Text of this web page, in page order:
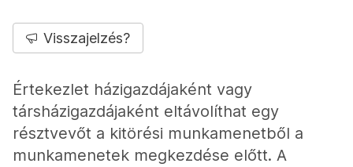
Visszajelzés?
Értekezlet házigazdájaként vagy
társházigazdájaként eltávolíthat egy
résztvevőt a kitörési munkamenetből a
munkamenetek megkezdése előtt. A